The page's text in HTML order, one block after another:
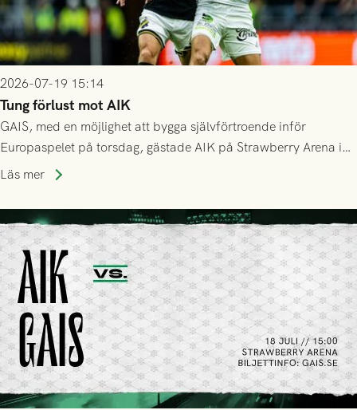
2026-07-19 15:14
Tung förlust mot AIK
GAIS, med en möjlighet att bygga självförtroende inför
Europaspelet på torsdag, gästade AIK på Strawberry Arena i
Stockholm . Men trots konstant hotande i första halvlek av
lyckades få in 2-0.
Läs mer